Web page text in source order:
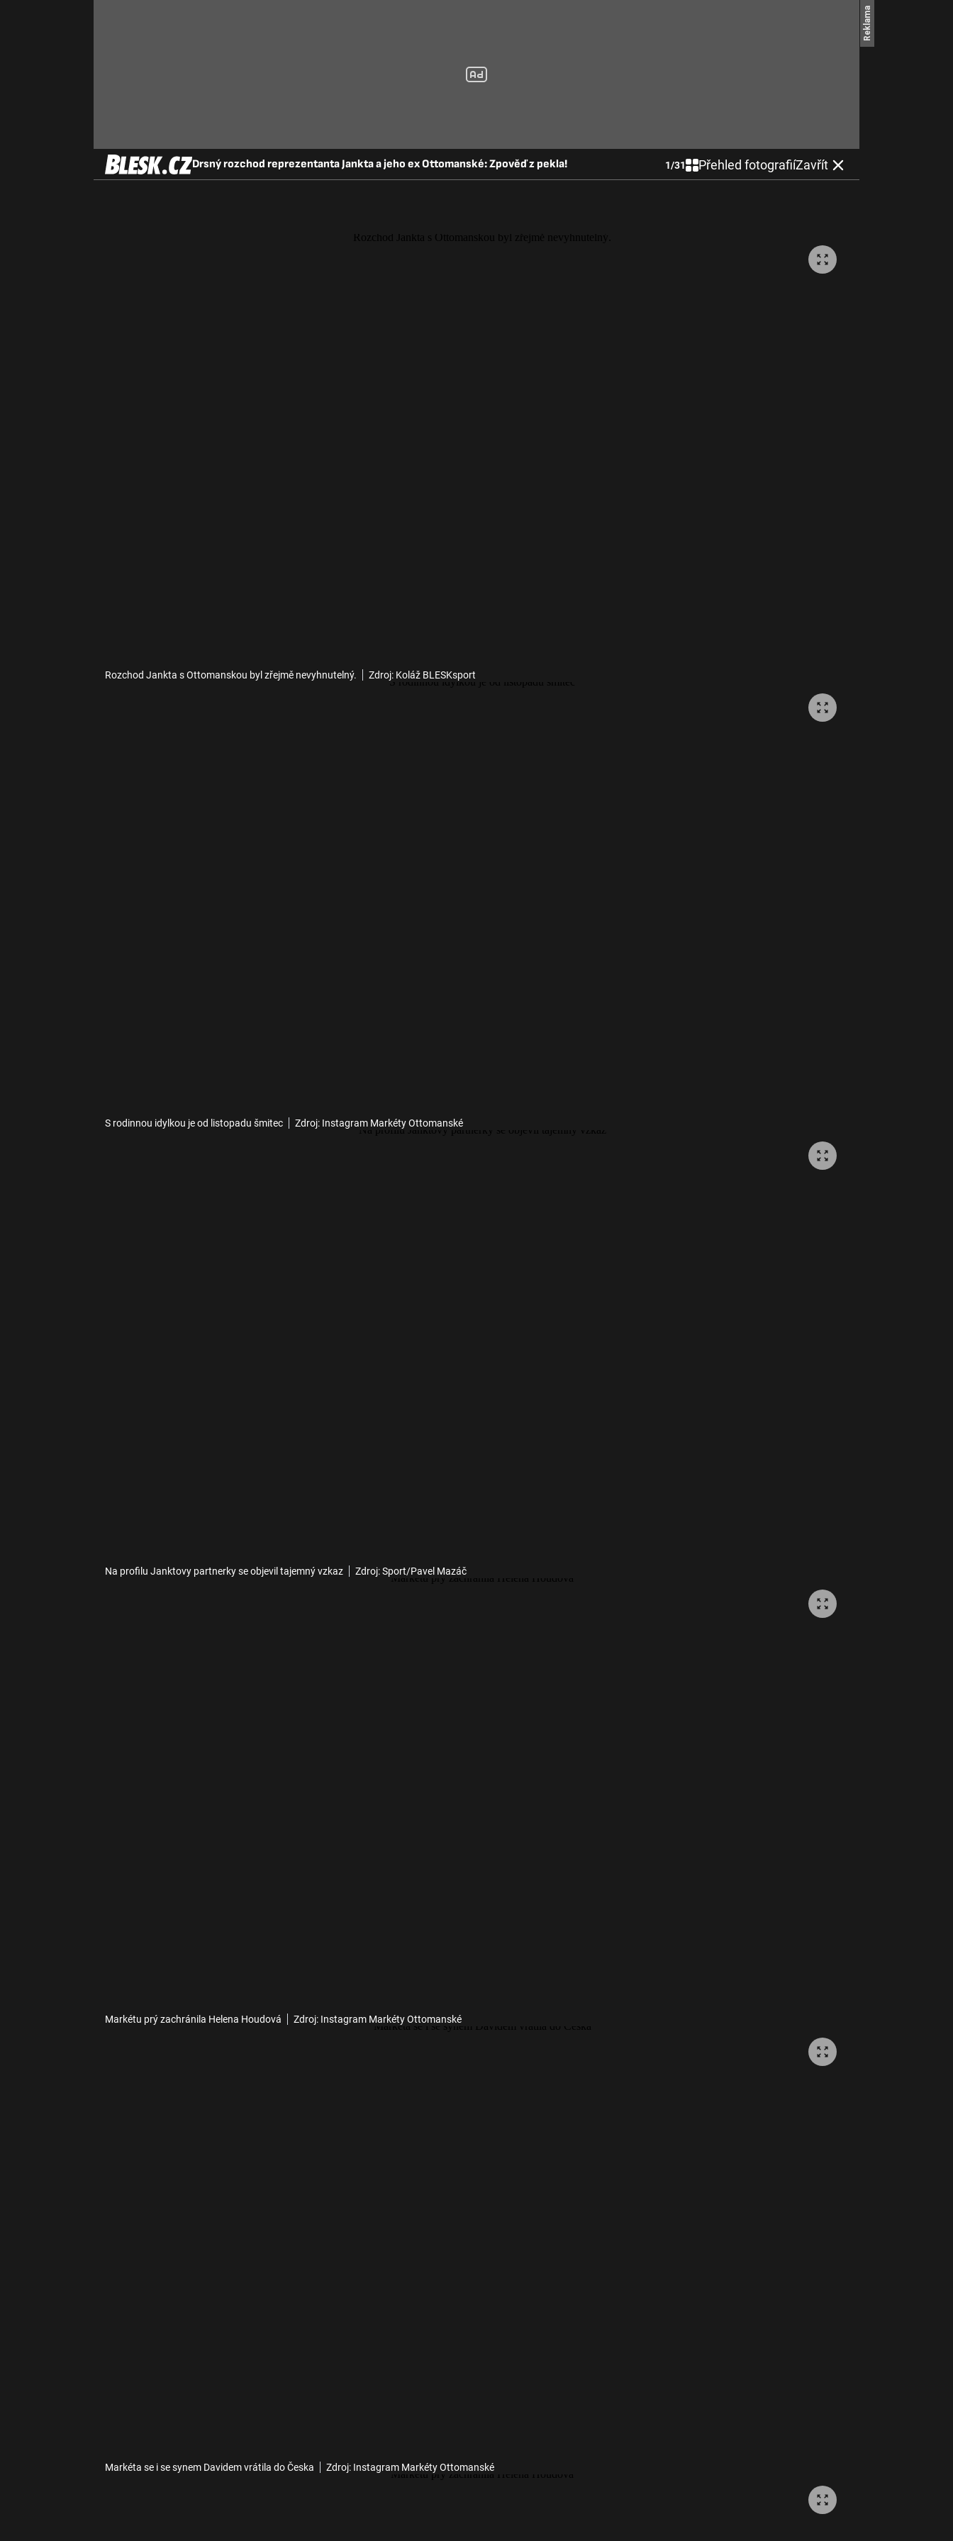
Drsný rozchod reprezentanta Jankta a jeho ex Ottomanské: Zpověď z pekla! 1/31 Přehled fotografiíZavřít
Rozchod Jankta s Ottomanskou byl zřejmě nevyhnutelný. Zdroj: Koláž BLESKsport
S rodinnou idylkou je od listopadu šmitec Zdroj: Instagram Markéty Ottomanské
Na profilu Janktovy partnerky se objevil tajemný vzkaz Zdroj: Sport/Pavel Mazáč
Markétu prý zachránila Helena Houdová Zdroj: Instagram Markéty Ottomanské
Markéta se i se synem Davidem vrátila do Česka Zdroj: Instagram Markéty Ottomanské